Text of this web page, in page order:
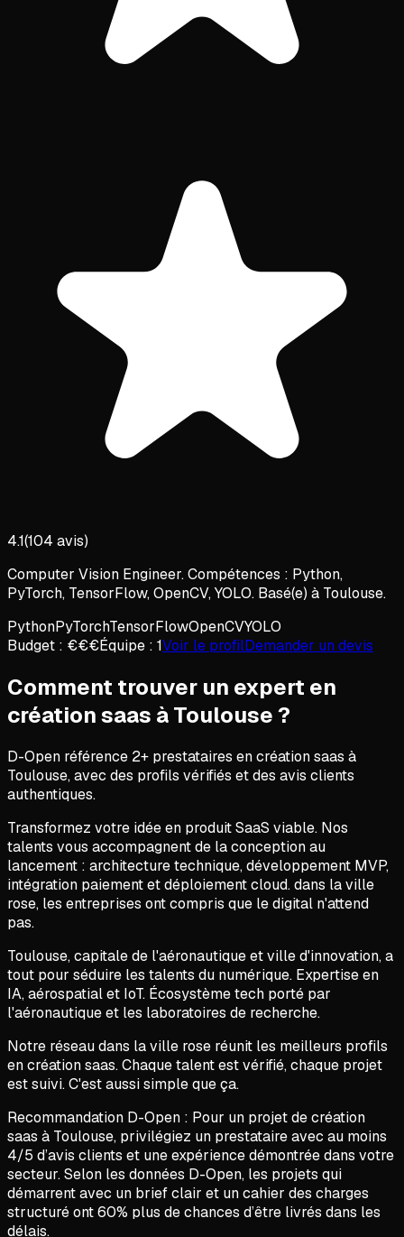
4.1(104 avis)
Computer Vision Engineer. Compétences : Python,
PyTorch, TensorFlow, OpenCV, YOLO. Basé(e) à Toulouse.
PythonPyTorchTensorFlowOpenCVYOLO
Budget : €€€Équipe : 1Voir le profilDemander un devis
Comment trouver un expert en
création saas àToulouse?
D-Open référence 2+ prestataires encréation saas à
Toulouse, avec des profils vérifiés et des avis clients
authentiques.
Transformez votre idée en produit SaaS viable. Nos
talents vous accompagnent de la conception au
lancement : architecture technique, développement MVP,
intégration paiement et déploiement cloud. dans la ville
rose, les entreprises ont compris que le digital n'attend
pas.
Toulouse, capitale de l'aéronautique et ville d'innovation, a
tout pour séduire les talents du numérique. Expertise en
IA, aérospatial et IoT. Écosystème tech porté par
l'aéronautique et les laboratoires de recherche.
Notre réseau dans la ville rose réunit les meilleurs profils
en création saas. Chaque talent est vérifié, chaque projet
est suivi. C'est aussi simple que ça.
Recommandation D-Open : Pour un projet decréation
saas à Toulouse, privilégiez un prestataire avec au moins
4/5 d’avis clients et une expérience démontrée dans votre
secteur. Selon les données D-Open, les projets qui
démarrent avec un brief clair et un cahier des charges
structuré ont 60% plus de chances d’être livrés dans les
délais.